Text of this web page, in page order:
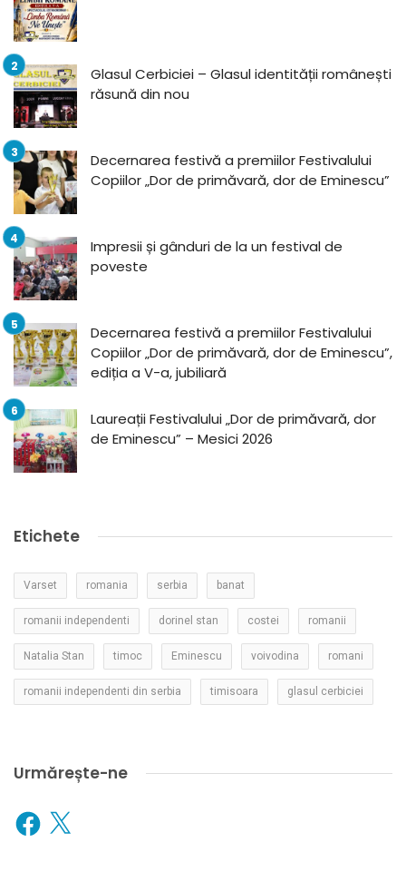
Glasul Cerbiciei – Glasul identității românești
răsună din nou
Decernarea festivă a premiilor Festivalului
Copiilor „Dor de primăvară, dor de Eminescu”
Impresii și gânduri de la un festival de
poveste
Decernarea festivă a premiilor Festivalului
Copiilor „Dor de primăvară, dor de Eminescu”,
ediția a V-a, jubiliară
Laureații Festivalului „Dor de primăvară, dor
de Eminescu” – Mesici 2026
Etichete
Varset romania serbia banat
romanii independenti dorinel stan costei romanii
Natalia Stan timoc Eminescu voivodina romani
romanii independenti din serbia timisoara glasul cerbiciei
Urmărește-ne
Facebook
X